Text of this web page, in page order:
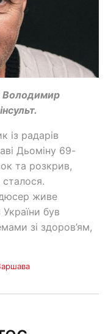
Володимир
із радарів
Дьоміну 69-
та розкрив,
живе
був
зі здоров’ям,